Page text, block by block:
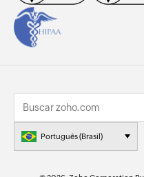
Português (Brasil)